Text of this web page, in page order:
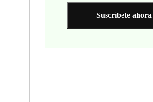
Suscribete ahora